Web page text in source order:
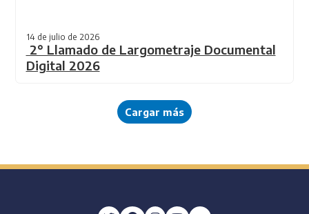
14 de julio de 2026
2° Llamado de Largometraje Documental
Digital 2026
Cargar más